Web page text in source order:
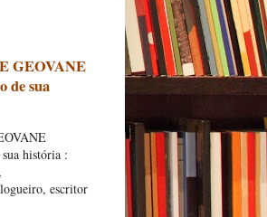
GEOVANE
de sua
história :
escritor